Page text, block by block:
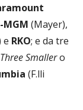
MGM (Mayer),
e RKO; e da tre
Three Smallero
(F.lli